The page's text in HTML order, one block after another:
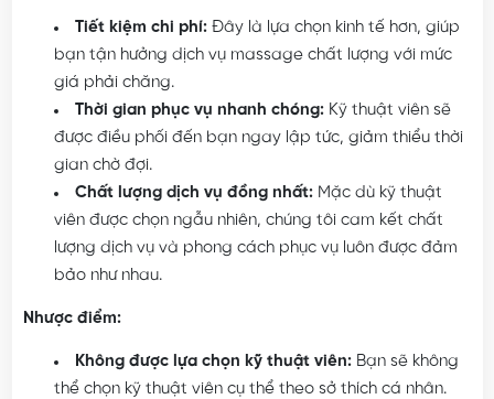
Tiết kiệm chi phí:Đây là lựa chọn kinh tế hơn, giúp
bạn tận hưởng dịch vụ massage chất lượng với mức
giá phải chăng.
Thời gian phục vụ nhanh chóng:Kỹ thuật viên sẽ
được điều phối đến bạn ngay lập tức, giảm thiểu thời
gian chờ đợi.
Chất lượng dịch vụ đồng nhất:Mặc dù kỹ thuật
viên được chọn ngẫu nhiên, chúng tôi cam kết chất
lượng dịch vụ và phong cách phục vụ luôn được đảm
bảo như nhau.
Nhược điểm:
Không được lựa chọn kỹ thuật viên:Bạn sẽ không
thể chọn kỹ thuật viên cụ thể theo sở thích cá nhân.